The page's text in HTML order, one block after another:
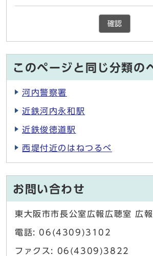
確認
このページと同じ分類の
河内警察署
近鉄河内永和駅
近鉄俊徳道駅
西堤付近のはねつるべ
お問い合わせ
東大阪市市長公室広報広聴室 広
電話: 06(4309)3102
ファクス: 06(4309)3822